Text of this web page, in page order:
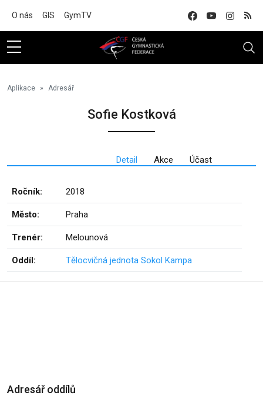
O nás GIS GymTV
Aplikace Adresář
Sofie Kostková
Detail Akce Účast
Ročník: 2018
Město: Praha
Trenér: Melounová
Oddíl: Tělocvičná jednota Sokol Kampa
Adresář oddílů